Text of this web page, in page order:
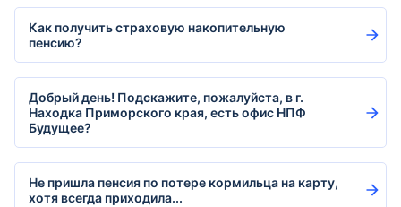
Как получить страховую накопительную
пенсию?
Добрый день! Подскажите, пожалуйста, в г.
Находка Приморского края, есть офис НПФ
Будущее?
Не пришла пенсия по потере кормильца на карту,
хотя всегда приходила...